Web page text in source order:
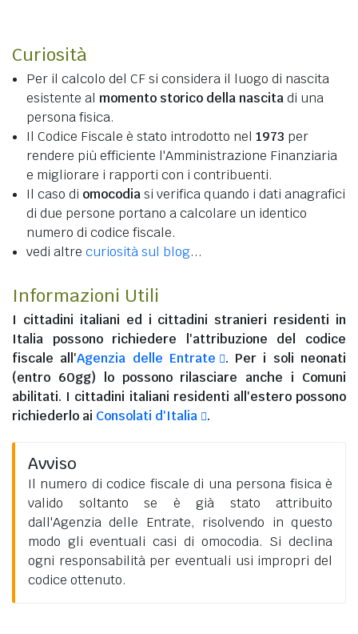
Curiosità
Per il calcolo del CF si considera il luogo di nascita
esistente al momento storico della nascitadi una
persona fisica.
Il Codice Fiscale è stato introdotto nel 1973 per
rendere più efficiente l'Amministrazione Finanziaria
e migliorare i rapporti con i contribuenti.
Il caso di omocodiasi verifica quando i dati anagrafici
di due persone portano a calcolare un identico
numero di codice fiscale.
vedi altre curiosità sul blog...
Informazioni Utili
I cittadini italiani ed i cittadini stranieri residenti in
Italia possono richiedere l'attribuzione del codice
fiscale all'Agenzia delle Entrate
. Per i soli neonati
(entro 60gg) lo possono rilasciare anche i Comuni
abilitati. I cittadini italiani residenti all'esteropossono
richiederlo ai Consolati d'Italia .
Avviso
Il numero di codice fiscale di una persona fisica è
valido soltanto se è già stato attribuito
dall'Agenzia delle Entrate, risolvendo in questo
modo gli eventuali casi di omocodia. Si declina
ogni responsabilità per eventuali usi impropri del
codice ottenuto.